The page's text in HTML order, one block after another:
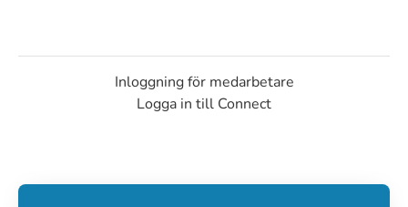
Inloggning för medarbetare
Logga in till Connect